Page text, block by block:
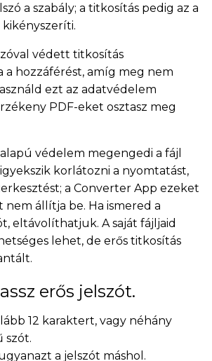
a szabály; a titkosítás pedig az a
védett titkosítás
a hozzáférést, amíg meg nem
ezt az adatvédelem
PDF-eket osztasz meg
védelem megengedi a fájl
korlátozni a nyomtatást,
a Converter App ezeket
állítja be. Ha ismered a
eltávolíthatjuk. A saját fájljaid
lehet, de erős titkosítás
erős jelszót.
12 karaktert, vagy néhány
szót.
a jelszót máshol.